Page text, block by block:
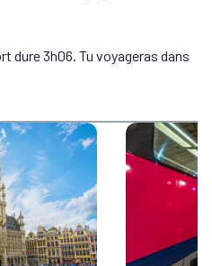
dure 3h06. Tu voyageras dans